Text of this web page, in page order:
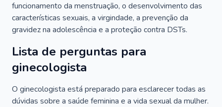
funcionamento da menstruação, o desenvolvimento das
características sexuais, a virgindade, a prevenção da
gravidez na adolescência e a proteção contra DSTs.
Lista de perguntas para
ginecologista
O ginecologista está preparado para esclarecer todas as
dúvidas sobre a saúde feminina e a vida sexual da mulher.